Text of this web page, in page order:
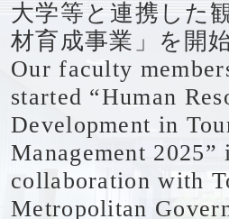
大学等と連携した
材育成事業」を開
Our faculty
started “Human
Development in
Management 2025”
collaboration with
Metropolitan